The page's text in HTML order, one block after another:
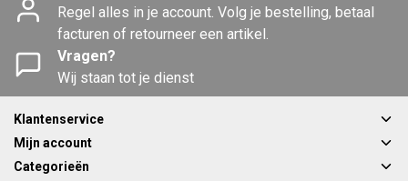
Regel alles in je account. Volg je bestelling, betaal
facturen of retourneer een artikel.
Vragen?
Wij staan tot je dienst
Klantenservice
Mijn account
Categorieën